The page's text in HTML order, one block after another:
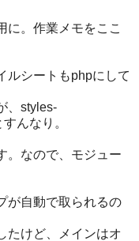
に。作業メモをここ
ルシートもphpにして
、styles-
んなり。
。なので、モジュー
が自動で取られるの
たけど、メインはオ